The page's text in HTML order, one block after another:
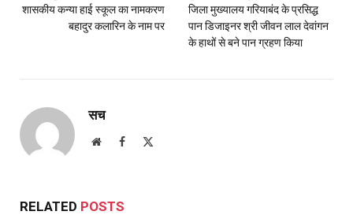
शासकीय कन्या हाई स्कूल का नामकरण
बहादुर कलारिन के नाम पर
जिला मुख्यालय गरियाबंद के प्रसिद्ध
पान डिजाइनर श्री जीवन लाल देवांगन
के हाथों से बने पान ग्रहण किया
सच
WebsiteFacebook
RELATED POSTS